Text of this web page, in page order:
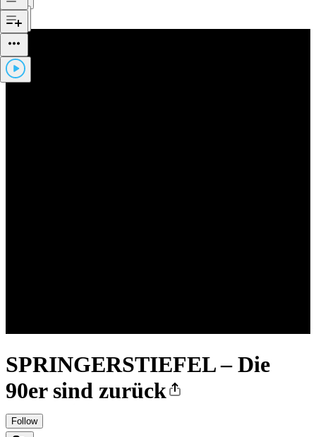
SPRINGERSTIEFEL – Die
90er sind zurück
Follow